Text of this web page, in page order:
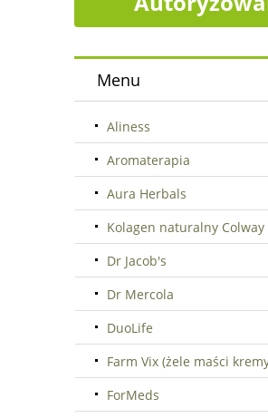
Menu
Aliness
Aromaterapia
Aura Herbals
Kolagen naturalny Colway
Dr Jacob's
Dr Mercola
DuoLife
Farm Vix (żele maści
ForMeds